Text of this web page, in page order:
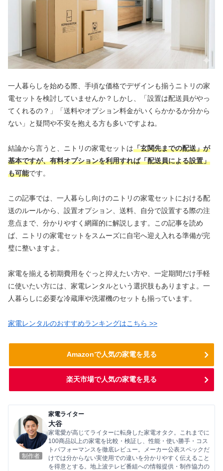
一人暮らしを始める際、手頃な価格でデザインも揃うニトリの家
電セットを検討していませんか？しかし、「設置は配送員がやっ
てくれるの？」「送料やオプション料金がいくらかかるか分から
ない」と疑問や不安を抱える方も多いですよね。
結論から言うと、ニトリの家電セットは「玄関先までの配送」が
基本ですが、有料オプションを利用すれば「配送員による設置」
も可能です。
この記事では、一人暮らし向けのニトリの家電セットにおける配
送のルールから、設置オプション、送料、自分で設置する際の注
意点まで、分かりやすく網羅的に解説します。この記事を読め
ば、ニトリの家電セットをスムーズに自宅へ迎え入れる準備が完
璧に整いますよ。
家電を揃える初期費用をぐっと抑えたい方や、一定期間だけ手軽
に使いたい方には、家電レンタルという選択肢もありますよ。一
人暮らしに必要な冷蔵庫や洗濯機のセットも揃っています。
家電レンタルのおすすめランキングはこちら >>
Amazonで人気の家電を見る
楽天市場で人気の家電を見る
制作者
家電ライター
大谷
家電愛が高じてライターに転身した家電オタク。これまでに
100商品以上の家電を比較・検証し、性能・使い勝手・コス
トパフォーマンスを徹底レビュー。メーカー公表スペックだ
けでは分からない実使用での違いを分かりやすく伝えること
を得意とする。地上波テレビ番組への情報提供・制作協力の